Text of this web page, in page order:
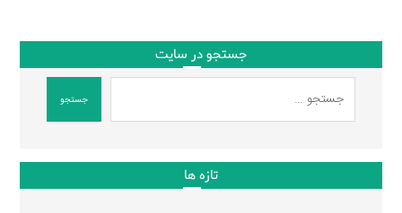
جستجو در سایت
جستجو
تازه ها